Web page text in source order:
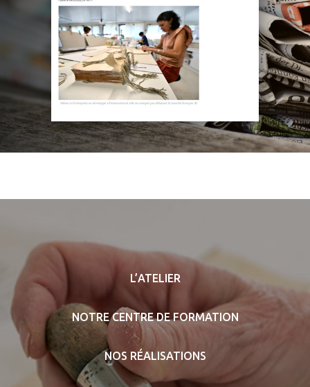
L’ATELIER
NOTRE CENTRE DE FORMATION
NOS RÉALISATIONS